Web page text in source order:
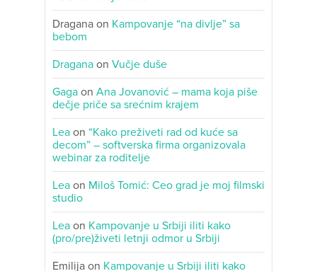
Dragana on Kampovanje “na divlje” sa
bebom
Dragana on Vučje duše
Gaga on Ana Jovanović – mama koja piše
dečje priče sa srećnim krajem
Lea on “Kako preživeti rad od kuće sa
decom” – softverska firma organizovala
webinar za roditelje
Lea on Miloš Tomić: Ceo grad je moj filmski
studio
Lea on Kampovanje u Srbiji iliti kako
(pro/pre)živeti letnji odmor u Srbiji
Emilija on Kampovanje u Srbiji iliti kako